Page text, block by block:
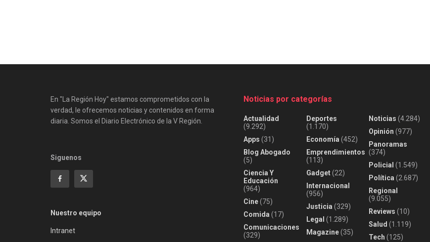
En "La Región Hoy" estamos comprometidos con la
verdad, le ofrecemos noticias y contenidos en forma
diaria. Somos el Diario Electrónico de la V Región.
Siguenos
Nuestro equipo
Intranet
Noticias por categorías
Actualidad
(9.292)
Apps (31)
Blog Abogado
(5)
Ciencia Y
Educación
(964)
Cine(75)
Comida (17)
Comunicaciones
(329)
Deportes
(1.170)
Economía (452)
Emprendimientos
(113)
Gadget(22)
Internacional
(956)
Justicia (329)
Legal (1.289)
Magazine(35)
Noticias (4.284)
Opinión (977)
Panoramas
(374)
Policial (1.549)
Política (2.687)
Regional
(9.055)
Reviews (10)
Salud (1.119)
Tech (125)